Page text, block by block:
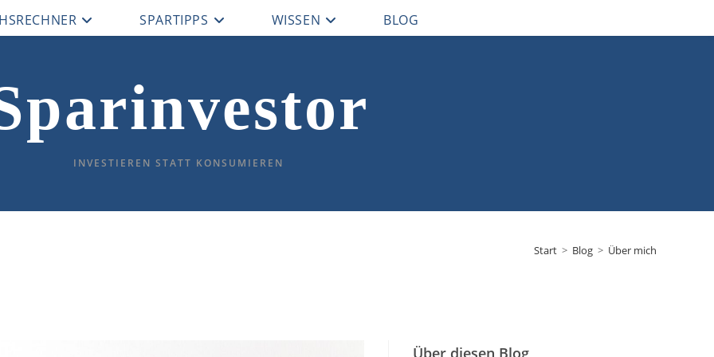
SPARTIPPS WISSEN BLOG
INVESTIEREN STATT KONSUMIEREN
Start > Blog > Über mich
Über diesen Blog